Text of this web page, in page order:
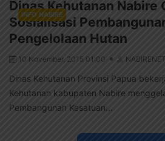
INFO NABIRE
Dinas Kehutanan Nabire
Sosialisasi
Pengelolaan Hutan
10 November, 2015 01:00 NABIRENET
Dinas Kehutanan Provinsi Papua
Kehutanan kabupaten Nabire
Pembangunan Kesatuan...